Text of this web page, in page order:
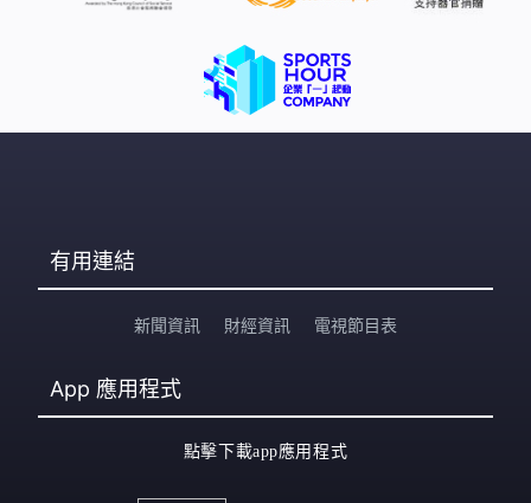
有用連結
新聞資訊 財經資訊 電視節目表
App 應用程式
點擊下載app應用程式